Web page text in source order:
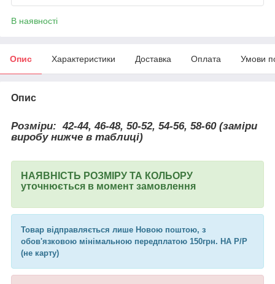
В наявності
Опис Характеристики Доставка Оплата Умови
Опис
Розміри:42-44, 46-48, 50-52, 54-56, 58-60 (заміри
виробу нижче в таблиці)
НАЯВНІСТЬ РОЗМІРУ ТА КОЛЬОРУ
уточнюється в момент замовлення
Товар відправляється лише Новою поштою, з
обов'язковою мінімальною передплатою 150грн. НА Р/Р
(не карту)